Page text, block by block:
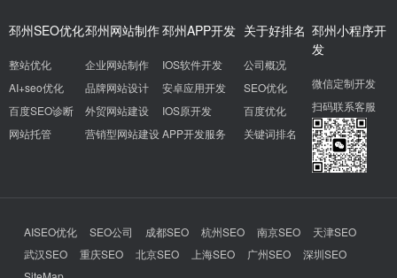
邳州SEO优化
整站优化
AI+seo优化
百度SEO诊断
网站托管
邳州网站制作
企业网站制作
品牌网站设计
外贸网站建设
营销型网站建设
邳州APP开发
IOS软件开发
安卓应用开发
IOS原开发
APP开发服务
关于好排名
公司概况
SEO优化
百度优化
关键词排名
邳州小程序开
发
微信定制开发
扫码联系客服
AISEO优化 SEO公司 成都SEO 杭州SEO 南京SEO
天津SEO
武汉SEO
重庆SEO 北京SEO 上海SEO 广州SEO
深圳SEO